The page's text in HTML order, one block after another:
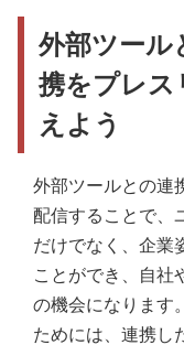
外部ツール
携をプレス
えよう
外部ツールとの連
配信することで、
だけでなく、企業
ことができ、自社
の機会になります
ためには、連携し